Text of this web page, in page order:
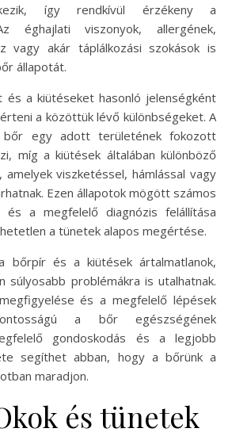
így rendkívül érzékeny a
éghajlati viszonyok, allergének,
vagy akár táplálkozási szokások is
állapotát.
és a kiütéseket hasonló jelenségként
a közöttük lévő különbségeket. A
bőr egy adott területének fokozott
míg a kiütések általában különböző
amelyek viszketéssel, hámlással vagy
Ezen állapotok mögött számos
a megfelelő diagnózis felállítása
a tünetek alapos megértése.
bőrpír és a kiütések ártalmatlanok,
súlyosabb problémákra is utalhatnak.
és a megfelelő lépések
a bőr egészségének
gondoskodás és a legjobb
segíthet abban, hogy a bőrünk a
maradjon.
és tünetek